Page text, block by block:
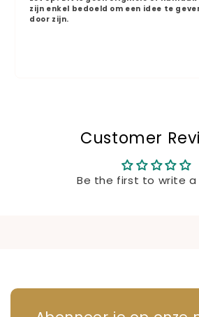
zijn enkel bedoeld om een idee te
door zijn.
Customer
Be the first to write a